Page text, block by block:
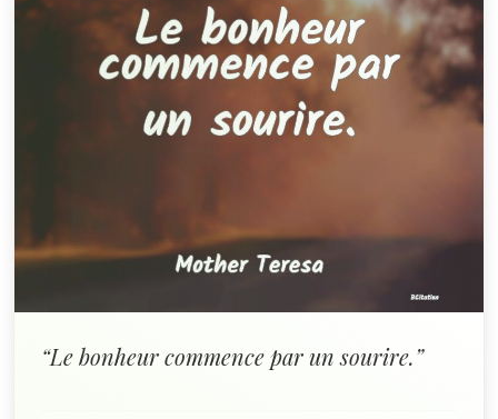
“Le bonheur commence par un sourire.”